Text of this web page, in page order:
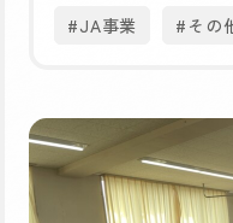
#JA事業 #その